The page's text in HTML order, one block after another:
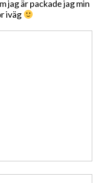
jag är packade jag min
iväg